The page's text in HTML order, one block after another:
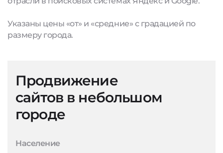
Указаны цены «от» и «средние» с градацией по
размеру города.
Продвижение
сайтов в небольшом
городе
Население